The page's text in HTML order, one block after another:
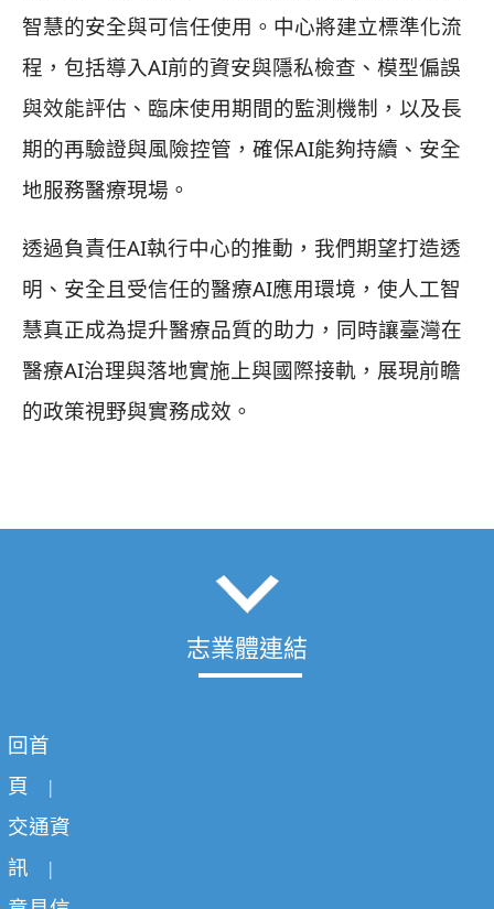
智慧的安全與可信任使用。中心將建立標準化流
程，包括導入AI前的資安與隱私檢查、模型偏誤
與效能評估、臨床使用期間的監測機制，以及長
期的再驗證與風險控管，確保AI能夠持續、安全
地服務醫療現場。
透過負責任AI執行中心的推動，我們期望打造透
明、安全且受信任的醫療AI應用環境，使人工智
慧真正成為提升醫療品質的助力，同時讓臺灣在
醫療AI治理與落地實施上與國際接軌，展現前瞻
的政策視野與實務成效。
志業體連結
回首
頁 |
交通資
訊 |